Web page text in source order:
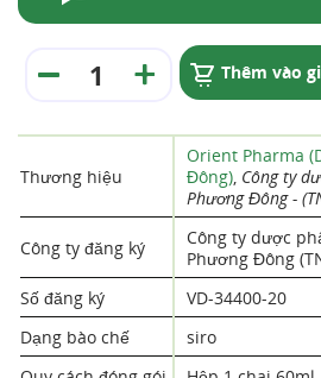
Thêm vào
Thương hiệu
Orient Pharma
Đông), Công ty
Phương Đông -
Công ty đăng ký
Công ty dược
Phương Đông
Số đăng ký
VD-34400-20
Dạng bào chế
siro